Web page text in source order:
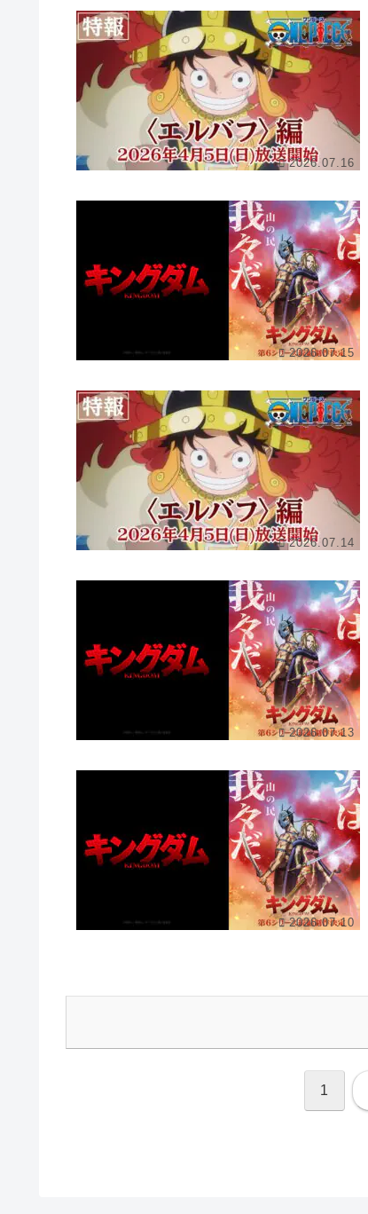
2026.07.16
2026.07.15
2026.07.14
2026.07.13
2026.07.10
1